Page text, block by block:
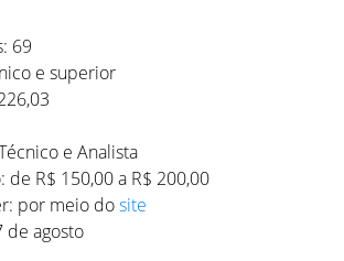
69
e superior
e Analista
de R$ 150,00 a R$ 200,00
por meio dosite
de agosto